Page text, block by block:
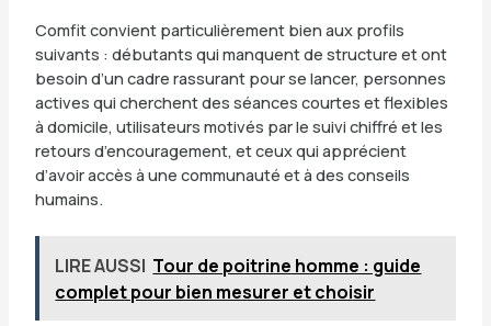
Comfit convient particulièrement bien aux profils
suivants : débutants qui manquent de structure et ont
besoin d’un cadre rassurant pour se lancer, personnes
actives qui cherchent des séances courtes et flexibles
à domicile, utilisateurs motivés par le suivi chiffré et les
retours d’encouragement, et ceux qui apprécient
d’avoir accès à une communauté et à des conseils
humains.
LIRE AUSSI Tour de poitrine homme : guide
complet pour bien mesurer et choisir